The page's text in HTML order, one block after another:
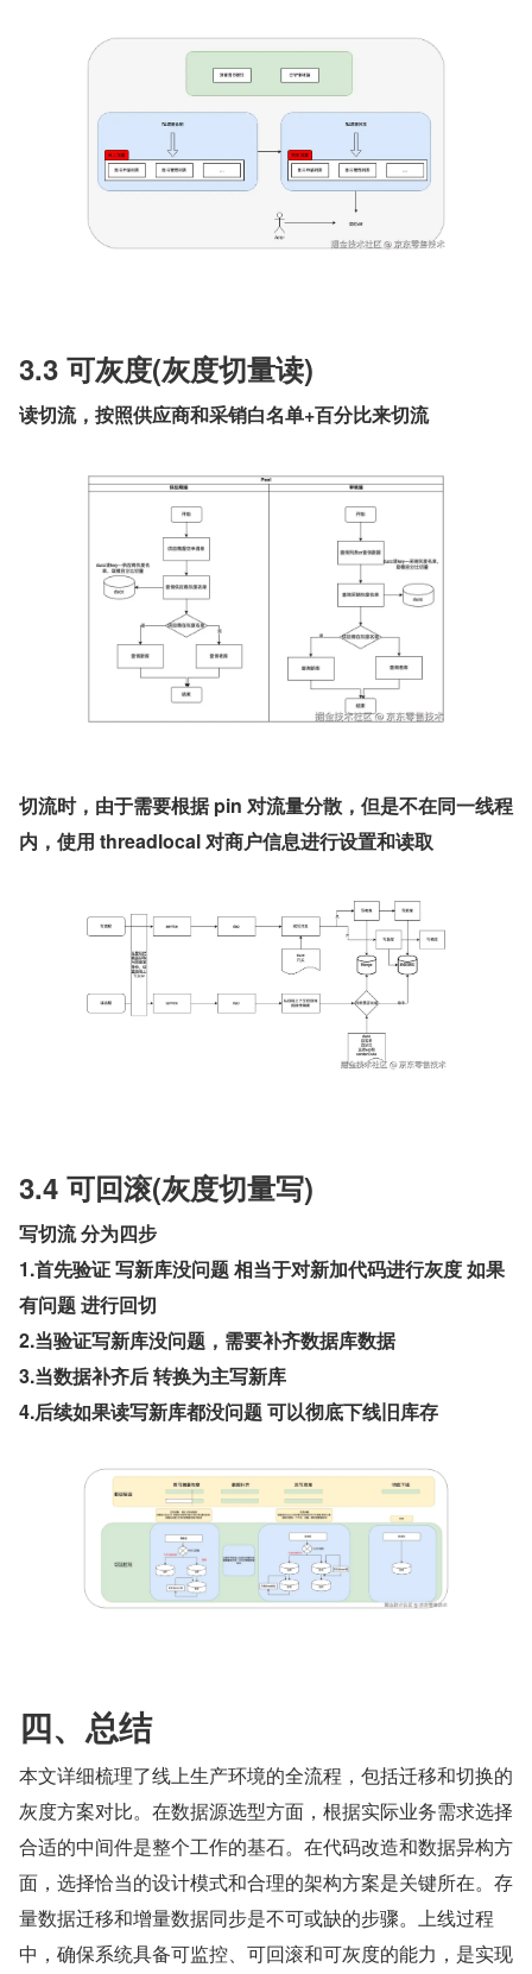
3.3 可灰度(灰度切量读)
读切流，按照供应商和采销白名单+百分比来切流
切流时，由于需要根据 pin 对流量分散，但是不在同一线程
内，使用 threadlocal 对商户信息进行设置和读取
3.4 可回滚(灰度切量写)
写切流 分为四步
1.首先验证 写新库没问题 相当于对新加代码进行灰度 如果
有问题 进行回切
2.当验证写新库没问题，需要补齐数据库数据
3.当数据补齐后 转换为主写新库
4.后续如果读写新库都没问题 可以彻底下线旧库存
四、总结
本文详细梳理了线上生产环境的全流程，包括迁移和切换的
灰度方案对比。在数据源选型方面，根据实际业务需求选择
合适的中间件是整个工作的基石。在代码改造和数据异构方
面，选择恰当的设计模式和合理的架构方案是关键所在。存
量数据迁移和增量数据同步是不可或缺的步骤。上线过程
中，确保系统具备可监控、可回滚和可灰度的能力，是实现